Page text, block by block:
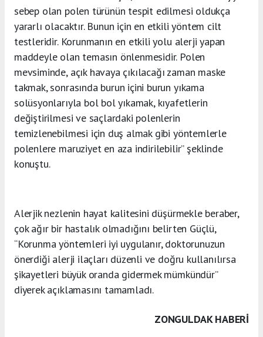
sebep olan polen türünün tespit edilmesi oldukça
yararlı olacaktır. Bunun için en etkili yöntem cilt
testleridir. Korunmanın en etkili yolu alerji yapan
maddeyle olan temasın önlenmesidir. Polen
mevsiminde, açık havaya çıkılacağı zaman maske
takmak, sonrasında burun içini burun yıkama
solüsyonlarıyla bol bol yıkamak, kıyafetlerin
değiştirilmesi ve saçlardaki polenlerin
temizlenebilmesi için duş almak gibi yöntemlerle
polenlere maruziyet en aza indirilebilir” şeklinde
konuştu.
Alerjik nezlenin hayat kalitesini düşürmekle beraber,
çok ağır bir hastalık olmadığını belirten Güçlü,
“Korunma yöntemleri iyi uygulanır, doktorunuzun
önerdiği alerji ilaçları düzenli ve doğru kullanılırsa
şikayetleri büyük oranda gidermek mümkündür”
diyerek açıklamasını tamamladı.
ZONGULDAK HABERİ